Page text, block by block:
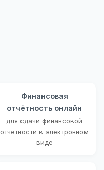
Финансовая
отчётность онлайн
для сдачи финансовой
отчётности в электронном
виде